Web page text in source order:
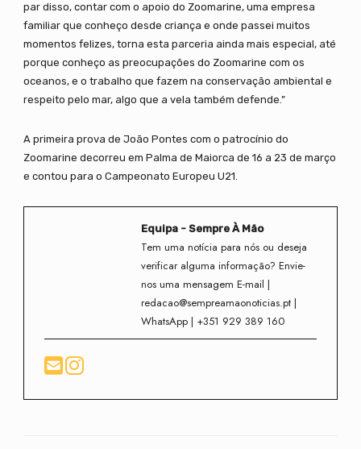
par disso, contar com o apoio do Zoomarine, uma empresa
familiar que conheço desde criança e onde passei muitos
momentos felizes, torna esta parceria ainda mais especial, até
porque conheço as preocupações do Zoomarine com os
oceanos, e o trabalho que fazem na conservação ambiental e
respeito pelo mar, algo que a vela também defende.”
A primeira prova de João Pontes com o patrocínio do
Zoomarine decorreu em Palma de Maiorca de 16 a 23 de março
e contou para o Campeonato Europeu U21.
Equipa - Sempre À Mão
Tem uma notícia para nós ou deseja
verificar alguma informação? Envie-
nos uma mensagem E-mail |
redacao@sempreamaonoticias.pt |
WhatsApp | +351 929 389 160